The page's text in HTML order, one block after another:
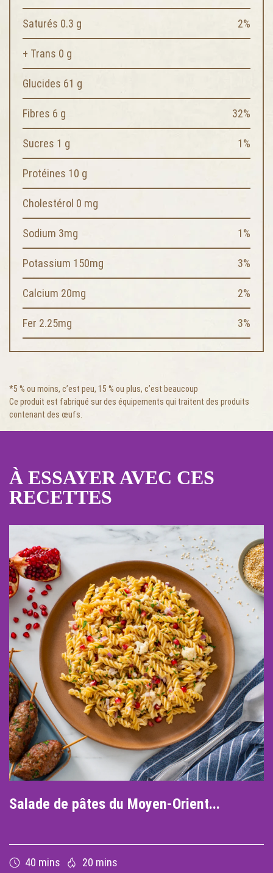
Saturés 0.3 g 2%
+ Trans 0 g
Glucides 61 g
Fibres 6 g 32%
Sucres 1 g 1%
Protéines 10 g
Cholestérol 0 mg
Sodium 3mg 1%
Potassium 150mg 3%
Calcium 20mg 2%
Fer 2.25mg 3%
*5 % ou moins, c’est peu, 15 % ou plus, c’est beaucoup
Ce produit est fabriqué sur des équipements qui traitent des produits
contenant des œufs.
À ESSAYER AVEC CES
RECETTES
Salade de pâtes du Moyen-Orient...
40 mins 20 mins